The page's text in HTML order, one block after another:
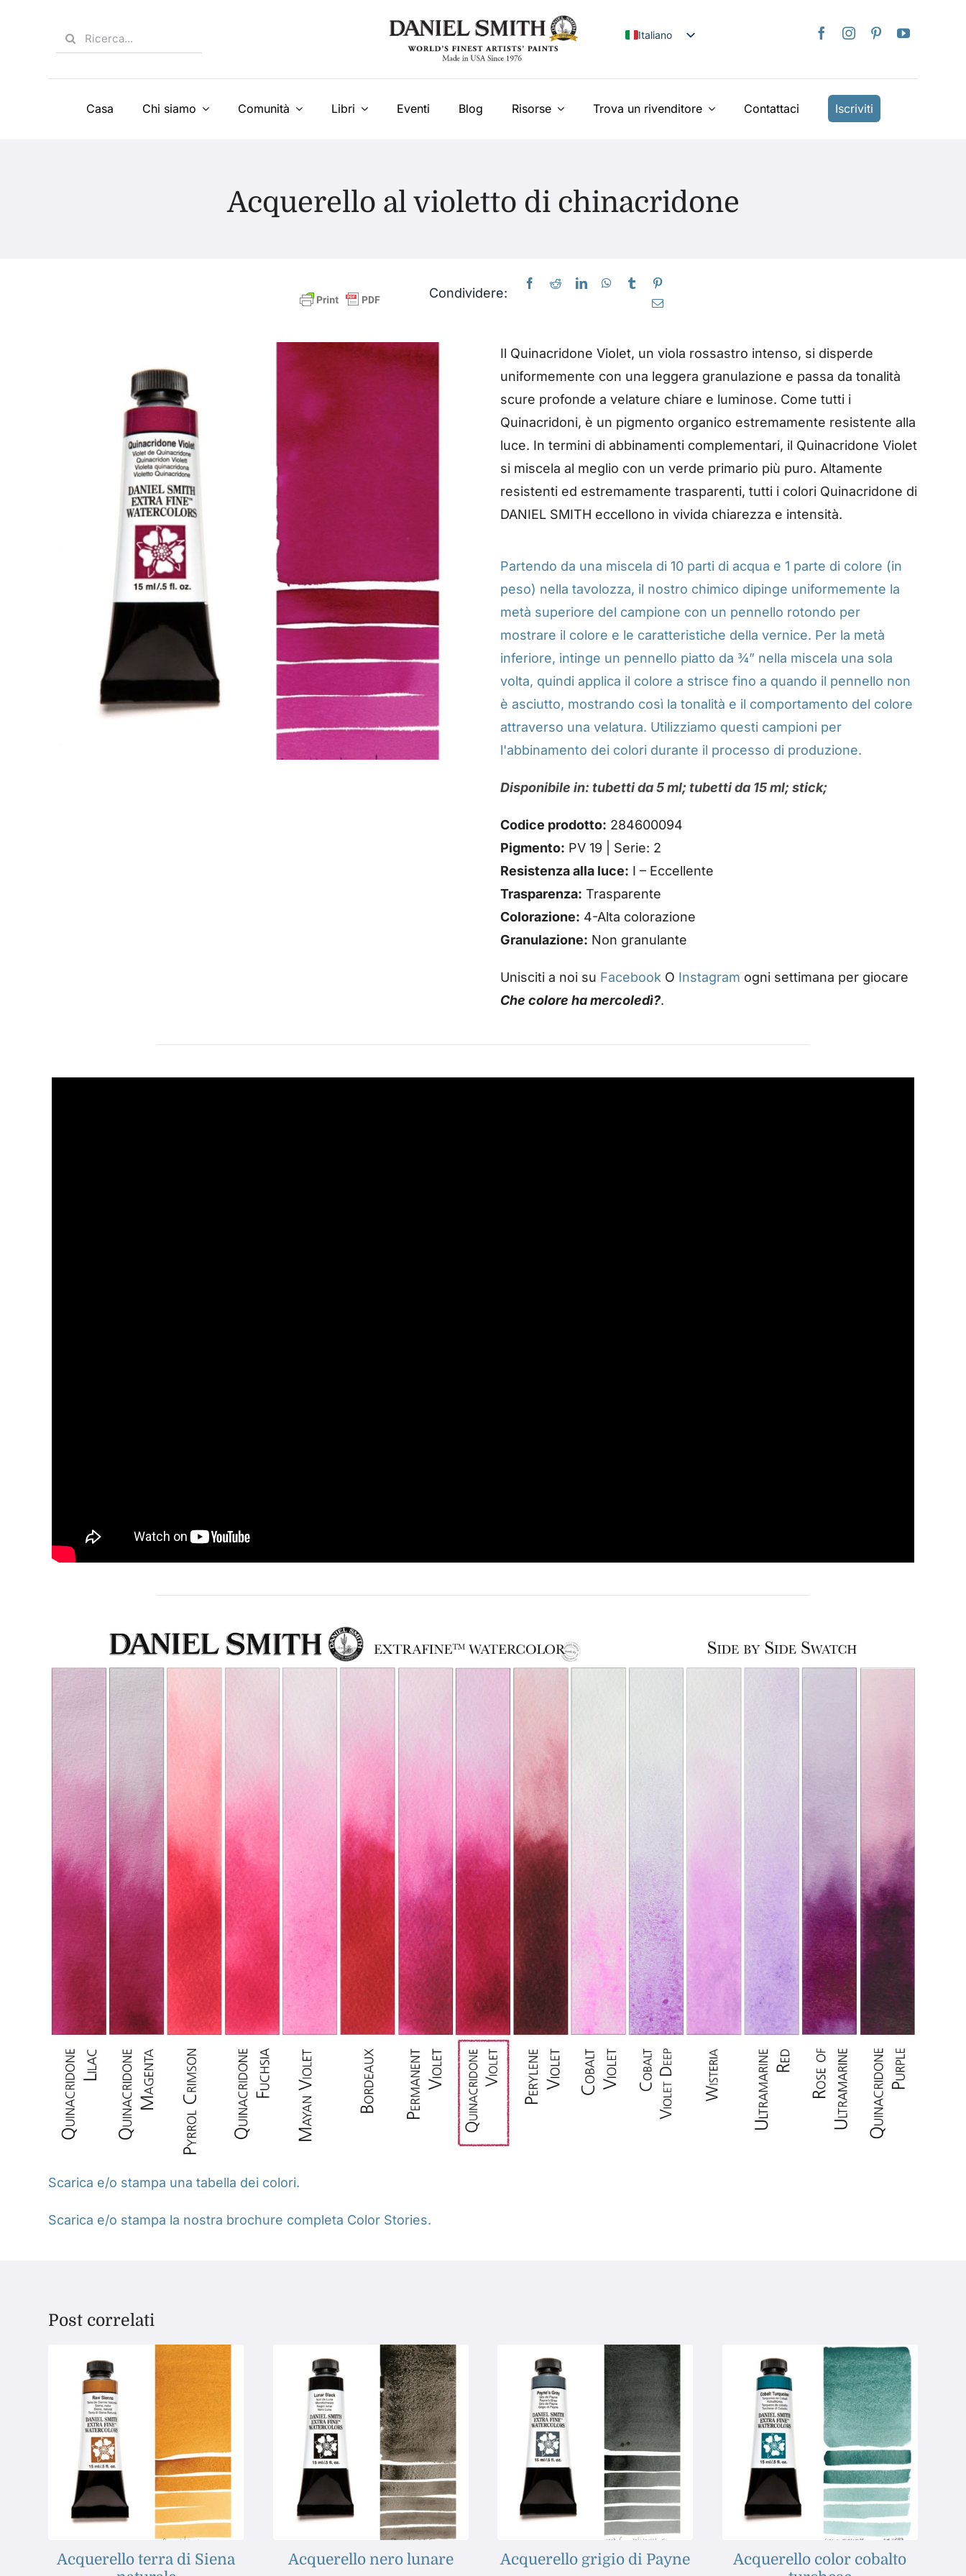
Search
for:
Italiano
日本語
Français
Українська
Casa Chi siamo Comunità Libri Eventi Blog Risorse Trova un rivenditore Contattaci Iscriviti
Acquerello al violetto di chinacridone
Condividere:
Il Quinacridone Violet, un viola rossastro intenso, si disperde
uniformemente con una leggera granulazione e passa da tonalità
scure profonde a velature chiare e luminose. Come tutti i
Quinacridoni, è un pigmento organico estremamente resistente alla
luce. In termini di abbinamenti complementari, il Quinacridone Violet
si miscela al meglio con un verde primario più puro. Altamente
resistenti ed estremamente trasparenti, tutti i colori Quinacridone di
DANIEL SMITH eccellono in vivida chiarezza e intensità.
Partendo da una miscela di 10 parti di acqua e 1 parte di colore (in
peso) nella tavolozza, il nostro chimico dipinge uniformemente la
metà superiore del campione con un pennello rotondo per
mostrare il colore e le caratteristiche della vernice. Per la metà
inferiore, intinge un pennello piatto da ¾” nella miscela una sola
volta, quindi applica il colore a strisce fino a quando il pennello non
è asciutto, mostrando così la tonalità e il comportamento del colore
attraverso una velatura. Utilizziamo questi campioni per
l'abbinamento dei colori durante il processo di produzione.
Disponibile in: tubetti da 5 ml; tubetti da 15 ml; stick;
Codice prodotto: 284600094
Pigmento: PV 19 | Serie: 2
Resistenza alla luce: I – Eccellente
Trasparenza: Trasparente
Colorazione: 4-Alta colorazione
Granulazione: Non granulante
Unisciti a noi su Facebook O Instagram ogni settimana per giocare
Che colore ha mercoledì?.
Scarica e/o stampa una tabella dei colori.
Scarica e/o stampa la nostra brochure completa Color Stories.
Post correlati
Acquerello terra di Siena
Acquerello nero lunare Acquerello grigio di Payne
Acquerello color cobalto